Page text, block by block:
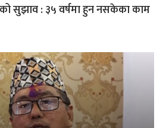
सुझाव : ३५ वर्षमा हुन नसकेका काम